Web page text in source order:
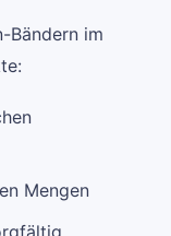
Bändern im
Mengen